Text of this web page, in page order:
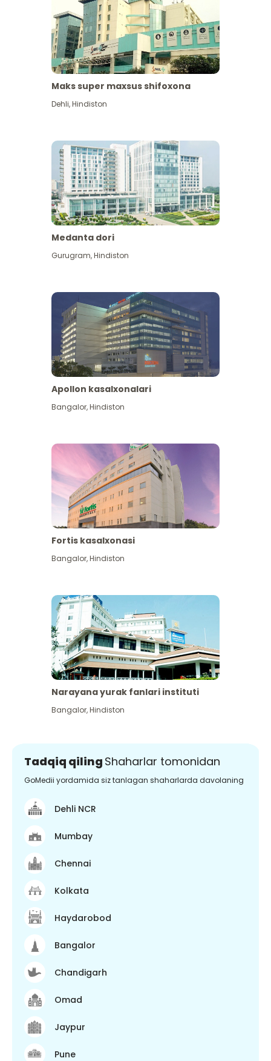
Maks super maxsus shifoxona
Dehli,Hindiston
Medanta dori
Gurugram,Hindiston
Apollon kasalxonalari
Bangalor,Hindiston
Fortis kasalxonasi
Bangalor,Hindiston
Narayana yurak fanlari instituti
Bangalor,Hindiston
Tadqiq qiling Shaharlar tomonidan
GoMedii yordamida siz tanlagan shaharlarda davolaning
Dehli NCR
Mumbay
Chennai
Kolkata
Haydarobod
Bangalor
Chandigarh
Omad
Jaypur
Pune